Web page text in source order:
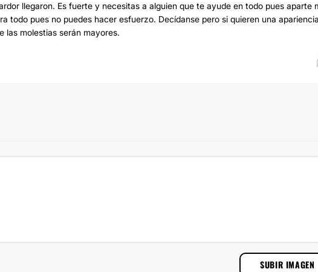
llegaron. Es fuerte y necesitas a alguien que te ayude en todo pues aparte
todo pues no puedes hacer esfuerzo. Decídanse pero si quieren una apariencia
las molestias serán mayores.
SUBIR IMAGEN